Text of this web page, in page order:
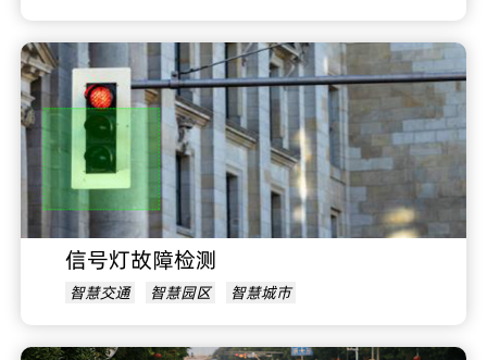
信号灯故障检测
智慧交通 智慧园区 智慧城市